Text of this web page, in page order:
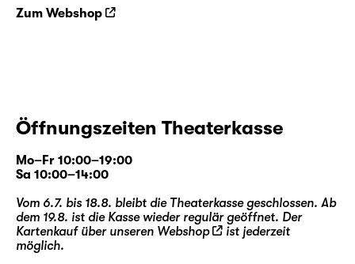
Zum Webshop
Öffnungszeiten Theaterkasse
Mo–Fr 10:00–19:00
Sa 10:00–14:00
Vom 6.7. bis 18.8. bleibt die Theaterkasse geschlossen. Ab
dem 19.8. ist die Kasse wieder regulär geöffnet. Der
Kartenkauf über unseren Webshop
ist jederzeit
möglich.